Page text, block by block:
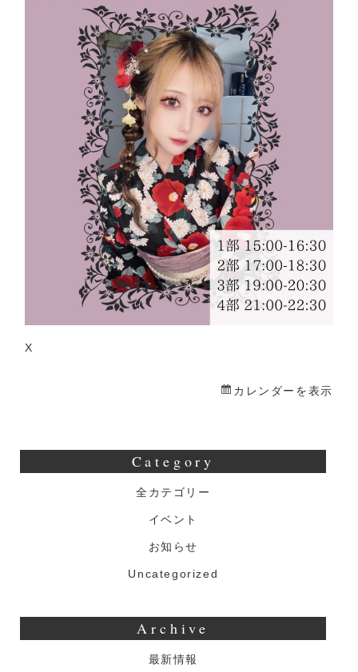
X
カレンダーを表示
Category
全カテゴリー
イベント
お知らせ
Uncategorized
Archive
最新情報